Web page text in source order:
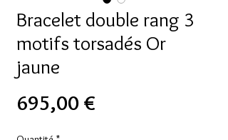
Bracelet double rang 3
motifs torsadés Or
jaune
695,00 €